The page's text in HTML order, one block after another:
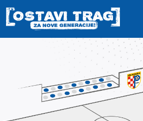
Skip to